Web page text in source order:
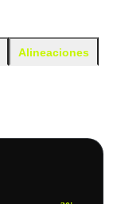
Alineaciones